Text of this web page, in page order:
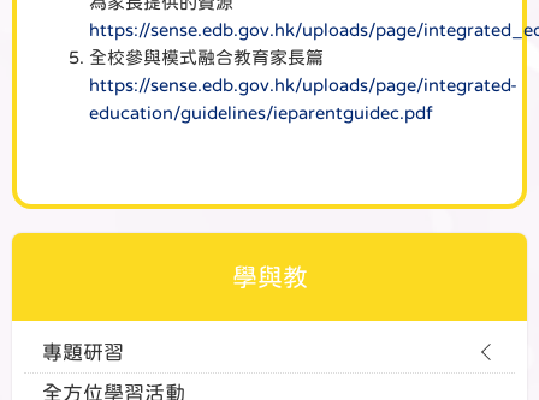
https://sense.edb.gov.hk/uploads/page/
全校參與模式融合教育家長篇
https://sense.edb.gov.hk/uploads/page/integrated-
education/guidelines/ieparentguidec.pdf
學與教
專題研習
全方位學習活動